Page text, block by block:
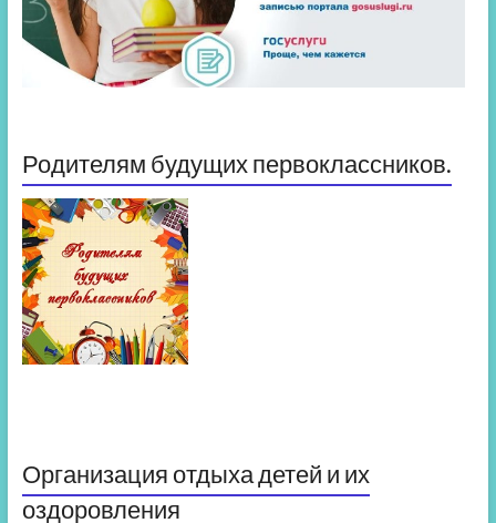
Родителям будущих первоклассников.
Организация отдыха детей и их
оздоровления